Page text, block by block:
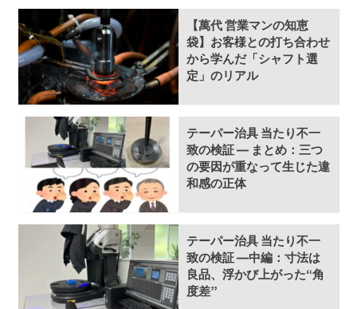
【萬代 営業マンの知恵
袋】お客様との打ち合わせ
から学んだ「シャフト選
定」のリアル
テーパー治具 当たり不一
致の検証 ― まとめ：三つ
の要因が重なって生じた違
和感の正体
テーパー治具 当たり不一
致の検証 ―中編：寸法は
良品、浮かび上がった“角
度差”